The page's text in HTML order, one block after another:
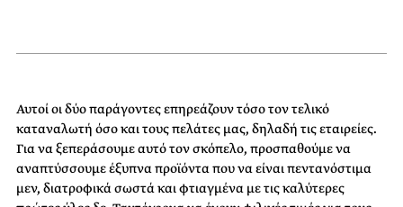
Αυτοί οι δύο παράγοντες επηρεάζουν τόσο τον τελικό
καταναλωτή όσο και τους πελάτες μας, δηλαδή τις εταιρείες.
Για να ξεπεράσουμε αυτό τον σκόπελο, προσπαθούμε να
αναπτύσσουμε έξυπνα προϊόντα που να είναι πεντανόστιμα
μεν, διατροφικά σωστά και φτιαγμένα με τις καλύτερες